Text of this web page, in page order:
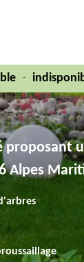
-
proposant
Alpes